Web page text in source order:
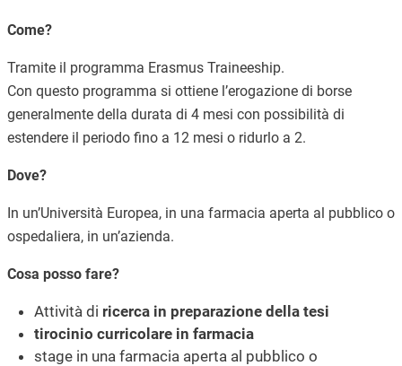
Come?
Tramite il programma Erasmus Traineeship.
Con questo programma si ottiene l’erogazione di borse
generalmente della durata di 4 mesi con possibilità di
estendere il periodo fino a 12 mesi o ridurlo a 2.
Dove?
In un’Università Europea, in una farmacia aperta al pubblico o
ospedaliera, in un’azienda.
Cosa posso fare?
Attività di ricerca in preparazione della tesi
tirocinio curricolare in farmacia
stage in una farmacia aperta al pubblico o